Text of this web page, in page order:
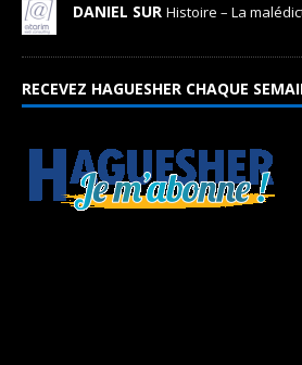
DANIEL SUR Histoire – La
RECEVEZ HAGUESHER CHAQUE